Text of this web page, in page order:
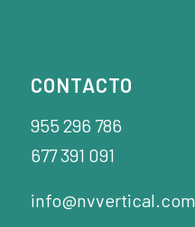
CONTACTO
955 296 786
677 391 091
info@nvvertical.com